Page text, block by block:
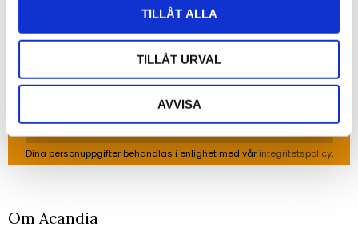
TILLÅT ALLA
TILLÅT URVAL
AVVISA
Anmäl dig till vårt nyhetsbrev och ta del av de
senaste nyheterna!
PRENUMERERA
Dina personuppgifter behandlas i enlighet med vår integritetspolicy.
Om Acandia